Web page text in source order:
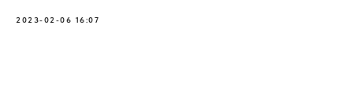
2023-02-06 16:07